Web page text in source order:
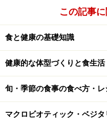
本のヴィネグレットドレ
食物油（私はオリ
す） 30ml
食
この記事
食と健康の基礎知識
健康的な体型づくりと食生活
旬・季節の食事の食べ方・レ
マクロビオティック・ベジタ